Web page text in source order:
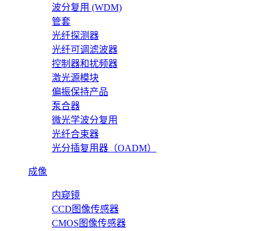
波分复用 (WDM)
管套
光纤探测器
光纤可调滤波器
控制器和扰频器
激光源模块
偏振保持产品
泵合器
微光学波分复用
光纤合束器
光分插复用器（OADM）
成像
内窥镜
CCD图像传感器
CMOS图像传感器